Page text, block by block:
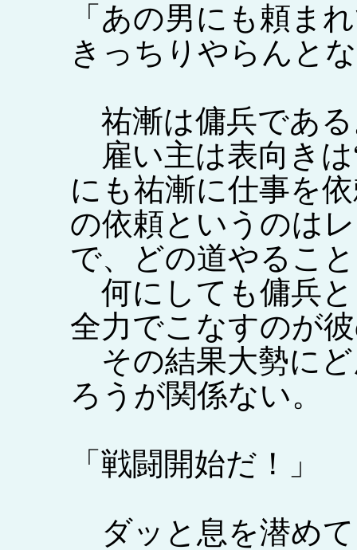
「あの男にも頼ま
きっちりやらんと
祐漸は傭兵であ
雇い主は表向きは
にも祐漸に仕事を
の依頼というのは
で、どの道やるこ
何にしても傭兵
全力でこなすのが
その結果大勢に
ろうが関係ない。
「戦闘開始だ！」
ダッと息を潜め